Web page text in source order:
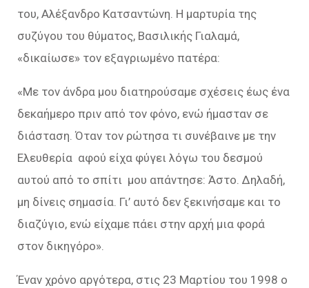
του, Αλέξανδρο Κατσαντώνη. Η μαρτυρία της
συζύγου του θύματος, Βασιλικής Γιαλαμά,
«δικαίωσε» τον εξαγριωμένο πατέρα:
«Με τον άνδρα μου διατηρούσαμε σχέσεις έως ένα
δεκαήμερο πριν από τον φόνο, ενώ ήμασταν σε
διάσταση. Όταν τον ρώτησα τι συνέβαινε με την
Ελευθερία ­ αφού είχα φύγει λόγω του δεσμού
αυτού από το σπίτι ­ μου απάντησε: Άστο. Δηλαδή,
μη δίνεις σημασία. Γι’ αυτό δεν ξεκινήσαμε και το
διαζύγιο, ενώ είχαμε πάει στην αρχή μια φορά
στον δικηγόρο».
Έναν χρόνο αργότερα, στις 23 Μαρτίου του 1998 ο